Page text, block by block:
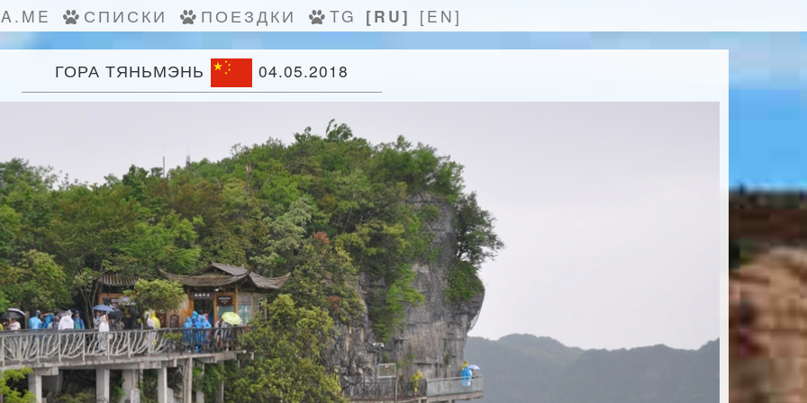
СПИСКИ ПОЕЗДКИ TG [RU] [EN]
ГОРА ТЯНЬМЭНЬ 04.05.2018